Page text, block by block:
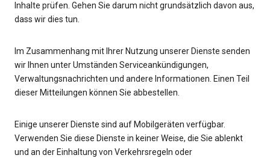
Inhalte prüfen. Gehen Sie darum nicht grundsätzlich davon aus,
dass wir dies tun.
Im Zusammenhang mit Ihrer Nutzung unserer Dienste senden
wir Ihnen unter Umständen Serviceankündigungen,
Verwaltungsnachrichten und andere Informationen. Einen Teil
dieser Mitteilungen können Sie abbestellen.
Einige unserer Dienste sind auf Mobilgeräten verfügbar.
Verwenden Sie diese Dienste in keiner Weise, die Sie ablenkt
und an der Einhaltung von Verkehrsregeln oder